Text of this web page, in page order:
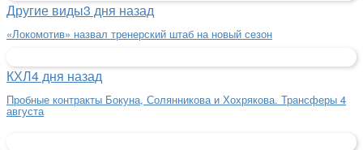
Другие виды3 дня назад
«Локомотив» назвал тренерский штаб на новый сезон
КХЛ4 дня назад
Пробные контракты Бокуна, Солянникова и Хохрякова. Трансферы 4
августа